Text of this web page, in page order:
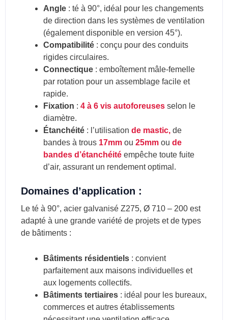
Angle: té à 90°, idéal pour les changements
de direction dans les systèmes de ventilation
(également disponible en version 45°).
Compatibilité: conçu pour des conduits
rigides circulaires.
Connectique: emboîtement mâle-femelle
par rotation pour un assemblage facile et
rapide.
Fixation : 4 à 6 vis autoforeusesselon le
diamètre.
Étanchéité: l’utilisation de mastic, de
bandes à trous 17mmou 25mmou de
bandes d’étanchéité empêche toute fuite
d’air, assurant un rendement optimal.
Domaines d’application :
Le té à 90°, acier galvanisé Z275, Ø 710 – 200 est
adapté à une grande variété de projets et de types
de bâtiments :
Bâtiments résidentiels: convient
parfaitement aux maisons individuelles et
aux logements collectifs.
Bâtiments tertiaires: idéal pour les bureaux,
commerces et autres établissements